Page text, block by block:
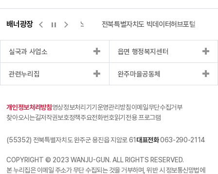
배너광장
량바로처리센터 위택스 전북특별자치도 빅데이터허브포털
실국과 사업소 읍면 행정복지센터
관련누리집 완주마을공동체
개인정보처리방침영상정보처리기기운영관리방침이메일무단수집거부
찾아오시는길저작권보호정책주요전화번호읽기전용 프로그램
(55352) 전북특별자치도 완주군 용진읍 지암로 61대표전화063-290-2114
COPYRIGHT © 2023 WANJU-GUN. ALL RIGHTS RESERVED.
본 누리집은 이메일 주소가 무단 수집되는 것을 거부하며, 위반 시 정보통신망법에